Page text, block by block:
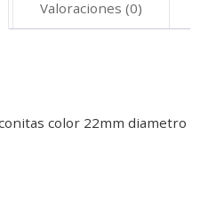
Valoraciones (0)
color 22mm diametro